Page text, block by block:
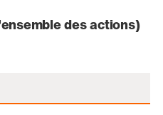
des actions)